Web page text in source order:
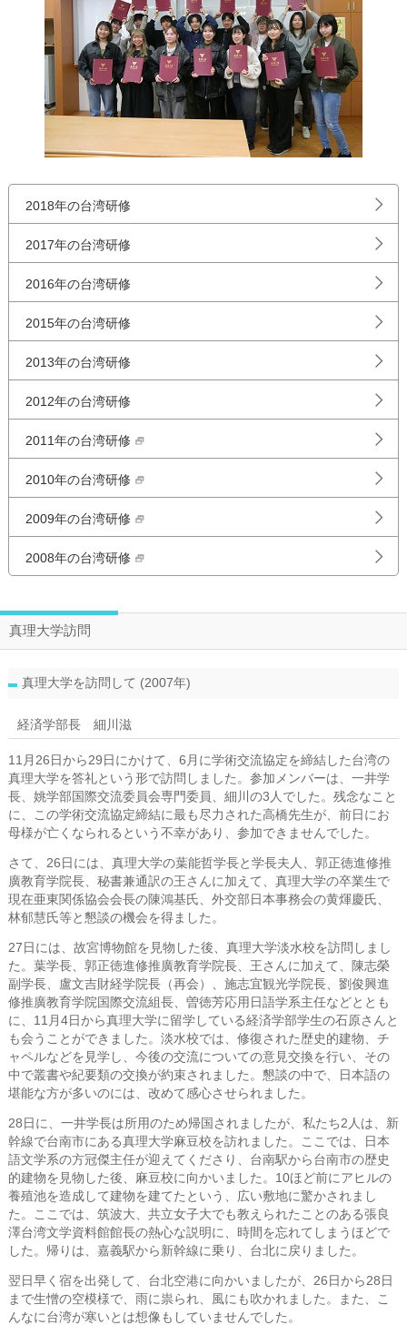
2018年の台湾研修
2017年の台湾研修
2016年の台湾研修
2015年の台湾研修
2013年の台湾研修
2012年の台湾研修
2011年の台湾研修
2010年の台湾研修
2009年の台湾研修
2008年の台湾研修
真理大学訪問
真理大学を訪問して (2007年)
経済学部長 細川滋
11月26日から29日にかけて、6月に学術交流協定を締結した台湾の
真理大学を答礼という形で訪問しました。参加メンバーは、一井学
長、姚学部国際交流委員会専門委員、細川の3人でした。残念なこと
に、この学術交流協定締結に最も尽力された高橋先生が、前日にお
母様が亡くなられるという不幸があり、参加できませんでした。
さて、26日には、真理大学の葉能哲学長と学長夫人、郭正徳進修推
廣教育学院長、秘書兼通訳の王さんに加えて、真理大学の卒業生で
現在亜東関係協会会長の陳鴻基氏、外交部日本事務会の黄煇慶氏、
林郁慧氏等と懇談の機会を得ました。
27日には、故宮博物館を見物した後、真理大学淡水校を訪問しまし
た。葉学長、郭正徳進修推廣教育学院長、王さんに加えて、陳志榮
副学長、盧文吉財経学院長（再会）、施志宜観光学院長、劉俊興進
修推廣教育学院国際交流組長、曽徳芳応用日語学系主任などととも
に、11月4日から真理大学に留学している経済学部学生の石原さんと
も会うことができました。淡水校では、修復された歴史的建物、チ
ャペルなどを見学し、今後の交流についての意見交換を行い、その
中で叢書や紀要類の交換が約束されました。懇談の中で、日本語の
堪能な方が多いのには、改めて感心させられました。
28日に、一井学長は所用のため帰国されましたが、私たち2人は、新
幹線で台南市にある真理大学麻豆校を訪れました。ここでは、日本
語文学系の方冠傑主任が迎えてくださり、台南駅から台南市の歴史
的建物を見物した後、麻豆校に向かいました。10ほど前にアヒルの
養殖池を造成して建物を建てたという、広い敷地に驚かされまし
た。ここでは、筑波大、共立女子大でも教えられたことのある張良
澤台湾文学資料館館長の熱心な説明に、時間を忘れてしまうほどで
した。帰りは、嘉義駅から新幹線に乗り、台北に戻りました。
翌日早く宿を出発して、台北空港に向かいましたが、26日から28日
まで生憎の空模様で、雨に祟られ、風にも吹かれました。また、こ
んなに台湾が寒いとは想像もしていませんでした。